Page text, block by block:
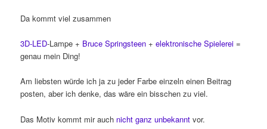
Da kommt viel zusammen
3D-LED-Lampe + Bruce Springsteen +elektronische Spielerei =
genau mein Ding!
Am liebsten würde ich ja zu jeder Farbe einzeln einen Beitrag
posten, aber ich denke, das wäre ein bisschen zu viel.
Das Motiv kommt mir auch nicht ganz unbekannt vor.